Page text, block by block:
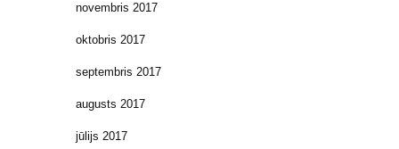
novembris 2017
oktobris 2017
septembris 2017
augusts 2017
jūlijs 2017